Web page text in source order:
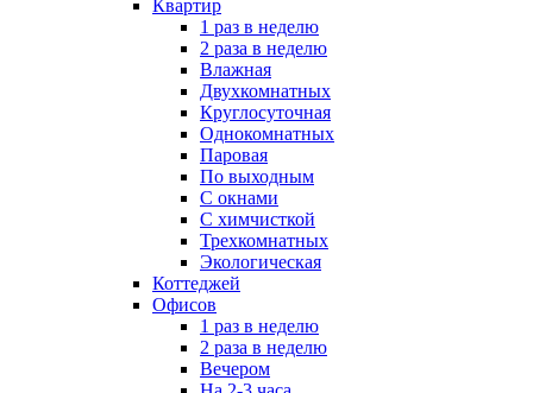
Квартир
1 раз в неделю
2 раза в неделю
Влажная
Двухкомнатных
Круглосуточная
Однокомнатных
Паровая
По выходным
С окнами
С химчисткой
Трехкомнатных
Экологическая
Коттеджей
Офисов
1 раз в неделю
2 раза в неделю
Вечером